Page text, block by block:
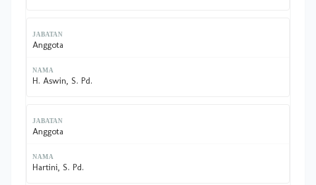
Anggota
H. Aswin, S. Pd.
Anggota
Hartini, S. Pd.